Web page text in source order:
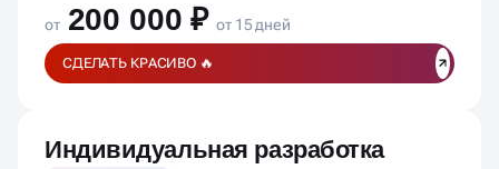
от 200 000 ₽ от 15 дней
СДЕЛАТЬ КРАСИВО 🔥
Индивидуальная разработка